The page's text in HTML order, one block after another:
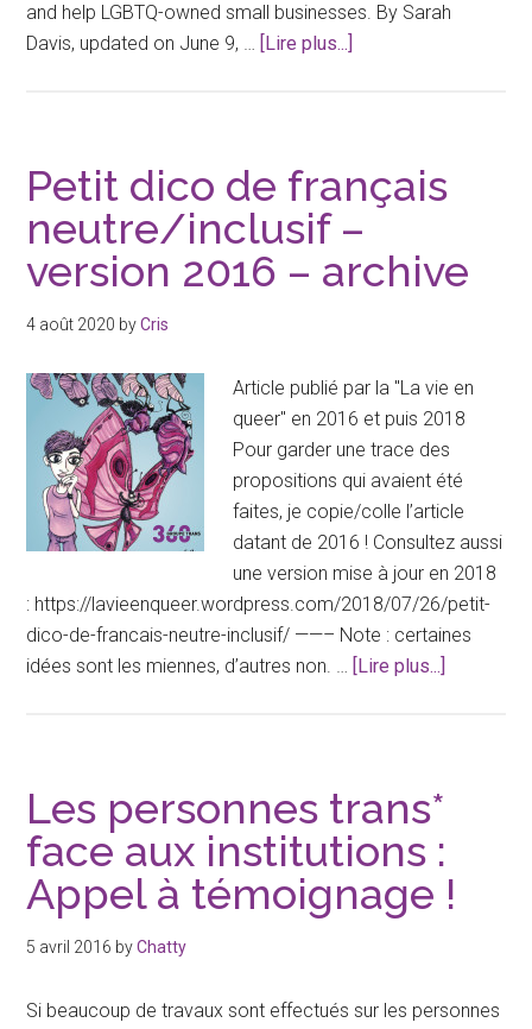
and help LGBTQ-owned small businesses. By Sarah
Davis, updated on June 9, … [Lire plus...]
entreprises
et
les
entrepreneures
leurs
ressources.
Petit dico de français
neutre/inclusif –
version 2016 – archive
4 août 2020 byCris
Article publié par la "La vie en
queer" en 2016 et puis 2018
Pour garder une trace des
propositions qui avaient été
faites, je copie/colle l’article
datant de 2016 ! Consultez aussi
une version mise à jour en 2018
: https://lavieenqueer.wordpress.com/2018/07/26/petit-
dico-de-francais-neutre-inclusif/ ——– Note : certaines
idées sont les miennes, d’autres non. … [Lire plus...]
version
2016
Les personnes trans*
face aux institutions :
Appel à témoignage !
5 avril 2016 byChatty
Si beaucoup de travaux sont effectués sur les personnes